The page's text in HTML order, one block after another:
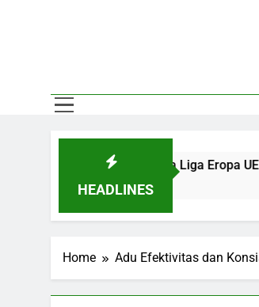
HEADLINES
KuPS vs U Craiova Liga Eropa UEFA
Home Adu Efektivitas dan